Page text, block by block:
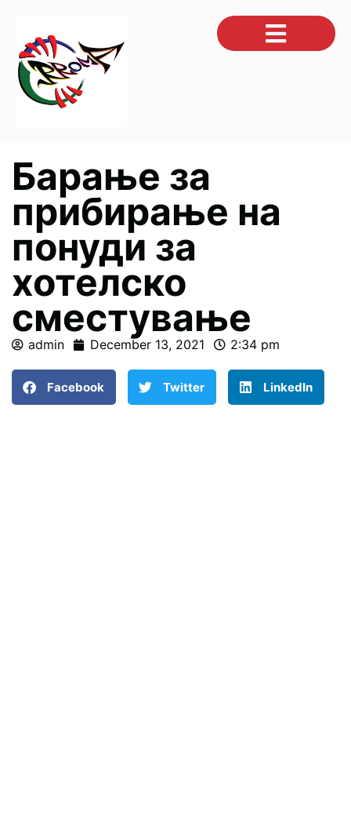
Барање за
прибирање на
понуди за
хотелско
сместување
admin December 13, 2021 2:34 pm
Facebook Twitter LinkedIn